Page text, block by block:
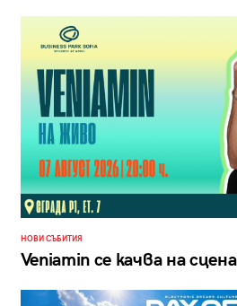
НОВИ СЪБИТИЯ
Veniamin се качва на